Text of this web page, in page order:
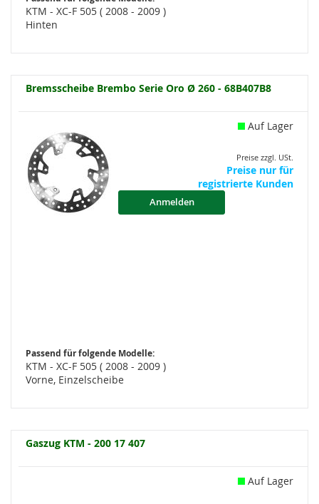
KTM - XC-F 505 ( 2008 - 2009 )
Hinten
Bremsscheibe Brembo Serie Oro Ø 260 - 68B407B8
Auf Lager
Preise zzgl. USt.
Preise nur für
registrierte Kunden
Anmelden
Passend für folgende Modelle:
KTM - XC-F 505 ( 2008 - 2009 )
Vorne, Einzelscheibe
Gaszug KTM - 200 17 407
Auf Lager